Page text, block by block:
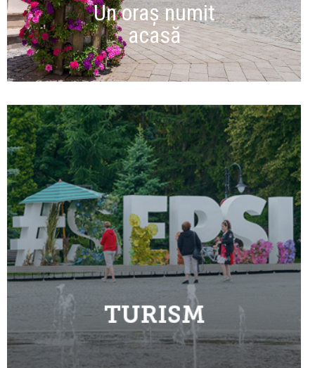
Un oraș numit
acasă